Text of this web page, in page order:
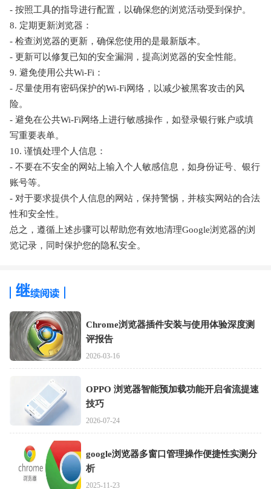
- 按照工具的指导进行配置，以确保您的浏览活动受到保护。
8. 定期更新浏览器：
- 检查浏览器的更新，确保您使用的是最新版本。
- 更新可以修复已知的安全漏洞，提高浏览器的安全性能。
9. 避免使用公共Wi-Fi：
- 尽量使用有密码保护的Wi-Fi网络，以减少被黑客攻击的风
险。
- 避免在公共Wi-Fi网络上进行敏感操作，如登录银行账户或填
写重要表单。
10. 谨慎处理个人信息：
- 不要在不安全的网站上输入个人敏感信息，如身份证号、银行
账号等。
- 对于要求提供个人信息的网站，保持警惕，并核实网站的合法
性和安全性。
总之，遵循上述步骤可以帮助您有效地清理Google浏览器的浏
览记录，同时保护您的隐私安全。
Chrome浏览器插件安装与使用体验深度测
评报告
2026-03-16
OPPO 浏览器智能预加载功能开启省流提速
技巧
2026-07-24
google浏览器多窗口管理操作便捷性实测分
析
2025-11-23